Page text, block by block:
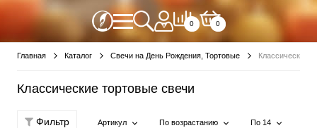
0 0
Главная Каталог Свечи на День Рождения, Тортовые Классические
Классические тортовые свечи
Фильтр Артикул По возрастанию По 14